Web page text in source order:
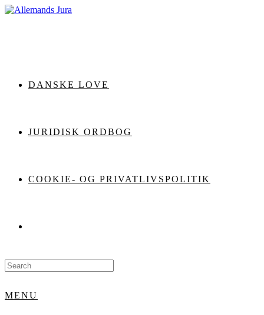
Skip
DANSKE LOVE
JURIDISK ORDBOG
COOKIE- OG PRIVATLIVSPOLITIK
Search
for:
MENU